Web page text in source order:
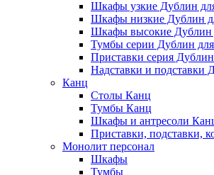
Шкафы узкие Дублин
Шкафы низкие Дублин
Шкафы высокие Дублин
Тумбы серии Дублин для
Приставки серия Дублин
Надставки и подставки
Канц
Столы Канц
Тумбы Канц
Шкафы и антресоли
Приставки, подставки,
Монолит персонал
Шкафы
Тумбы